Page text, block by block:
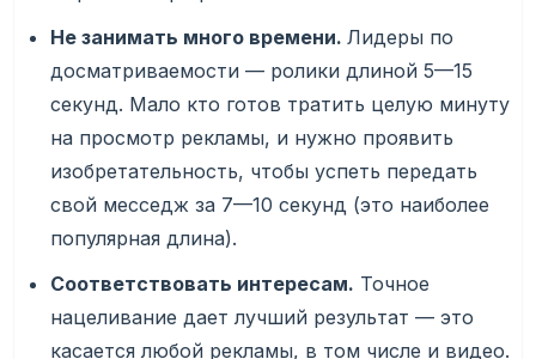
Не занимать много времени. Лидеры по
досматриваемости — ролики длиной 5—15
секунд. Мало кто готов тратить целую минуту
на просмотр рекламы, и нужно проявить
изобретательность, чтобы успеть передать
свой месседж за 7—10 секунд (это наиболее
популярная длина).
Соответствовать интересам. Точное
нацеливание дает лучший результат — это
касается любой рекламы, в том числе и видео.